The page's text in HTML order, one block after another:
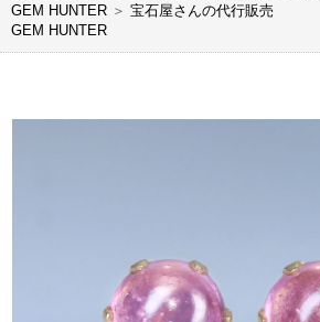
GEM HUNTER ＞ 宝石屋さんの代行販売
GEM HUNTER